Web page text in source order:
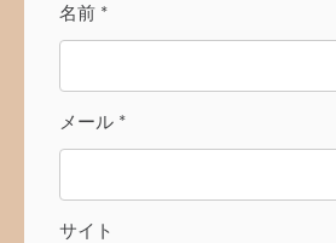
名前 *
メール *
サイト